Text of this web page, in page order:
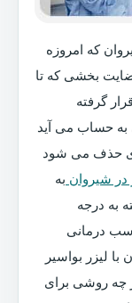
که امروزه
بخشی که تا
گرفته
به حساب می آید
حذف می شود
در شیروان به
به درجه
درمانی
لیزر بواسیر
چه روشی برای